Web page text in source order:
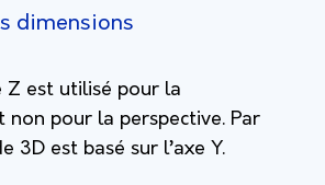
dimensions
Z est utilisé pour la
non pour la perspective. Par
3D est basé sur l’axe Y.